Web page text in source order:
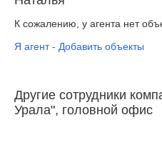
К сожалению, у агента нет
Я агент - Добавить объекты
Другие сотрудники
Урала", головной офис